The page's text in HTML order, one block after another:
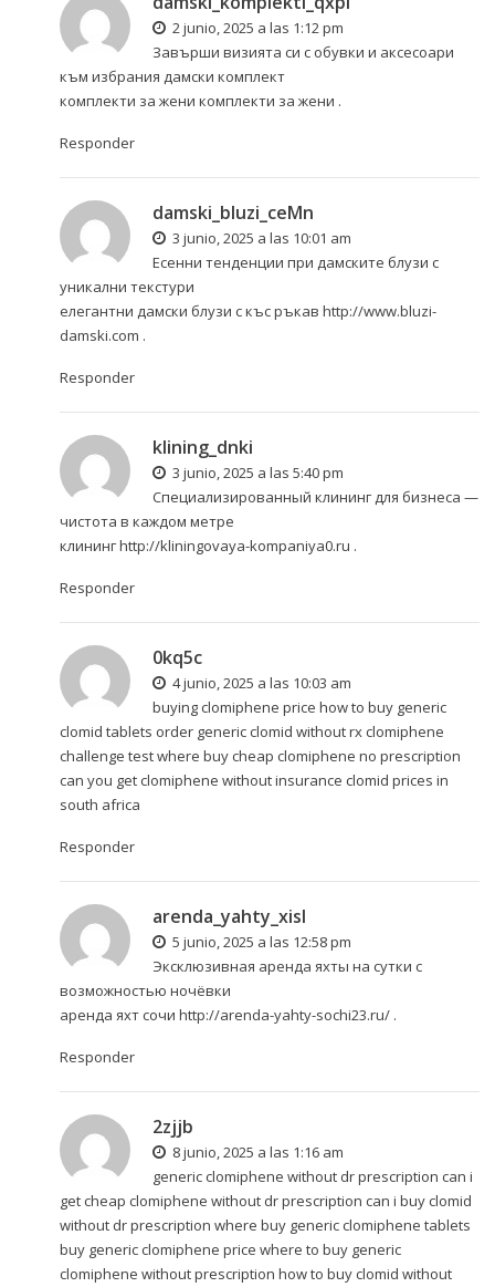
2 junio, 2025 a las 1:12 pm
Завърши визията си с обувки и аксесоари
към избрания дамски комплект
комплекти за жени комплекти за жени .
Responder
damski_bluzi_ceMn
3 junio, 2025 a las 10:01 am
Есенни тенденции при дамските блузи с
уникални текстури
елегантни дамски блузи с къс ръкав http://www.bluzi-
damski.com .
Responder
klining_dnki
3 junio, 2025 a las 5:40 pm
Специализированный клининг для бизнеса —
чистота в каждом метре
клинингhttp://kliningovaya-kompaniya0.ru .
Responder
0kq5c
4 junio, 2025 a las 10:03 am
buying clomiphene price how to buy generic
clomid tablets order generic clomid without rx clomiphene
challenge testwhere buy cheap clomiphene no prescription
can you get clomiphene without insurance clomid prices in
south africa
Responder
arenda_yahty_xisl
5 junio, 2025 a las 12:58 pm
Эксклюзивная аренда яхты на сутки с
возможностью ночёвки
аренда яхт сочи http://arenda-yahty-sochi23.ru/.
Responder
2zjjb
8 junio, 2025 a las 1:16 am
generic clomiphene without dr prescription can i
get cheap clomiphene without dr prescription can i buy clomid
without dr prescription where buy generic clomiphene tablets
buy generic clomiphene price where to buy generic
clomiphene without prescription how to buy clomid without